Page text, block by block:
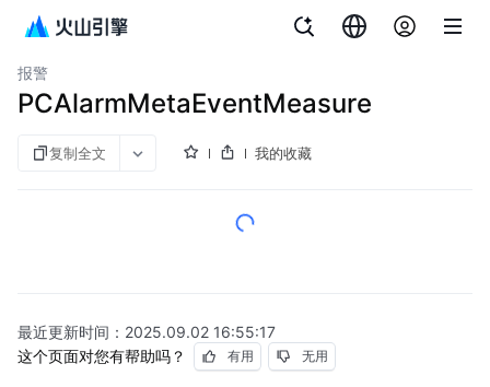
应用性能监控全链路版
报警
PCAlarmMetaEventMeasure
复制全文 我的收藏
最近更新时间： 2025.09.02 16:55:17
这个页面对您有帮助吗？
有用 无用